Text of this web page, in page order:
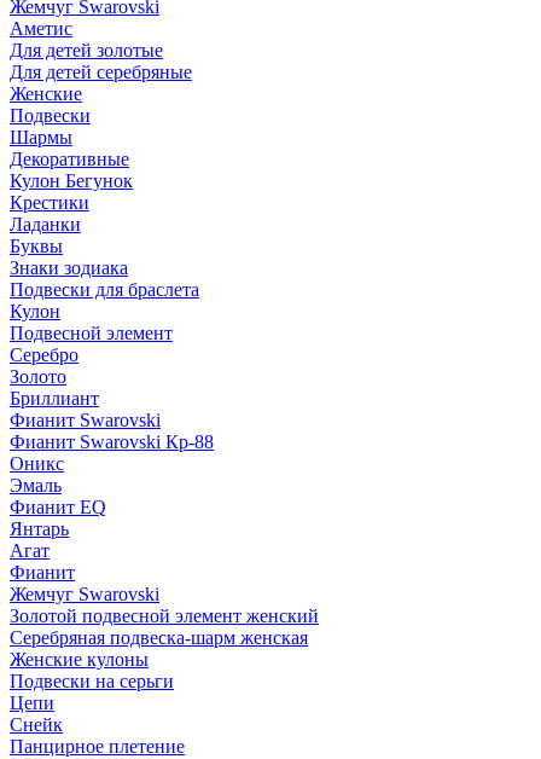
Жемчуг Swarovski
Аметис
Для детей золотые
Для детей серебряные
Женские
Подвески
Шармы
Декоративные
Кулон Бегунок
Крестики
Ладанки
Буквы
Знаки зодиака
Подвески для браслета
Кулон
Подвесной элемент
Серебро
Золото
Бриллиант
Фианит Swarovski
Фианит Swarovski Кр-88
Оникс
Эмаль
Фианит EQ
Янтарь
Агат
Фианит
Жемчуг Swarovski
Золотой подвесной элемент женcкий
Серебряная подвеска-шарм женская
Женские кулоны
Подвески на серьги
Цепи
Снейк
Панцирное плетение